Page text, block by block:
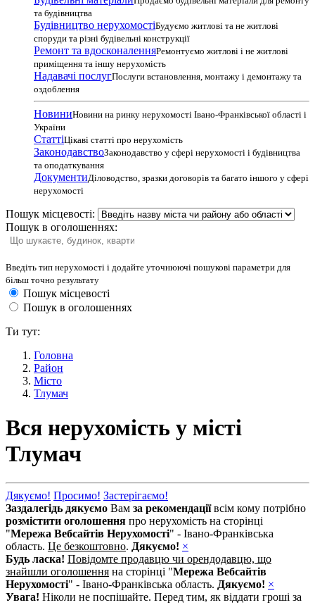
та будівництва
Будівництво нерухомостіБудуємо житлові та не житлові
споруди та різні будівельні конструкції
Ремонт та вдосконаленняРемонтуємо житлові і не житлові
приміщення та іншу нерухомість
Надавачі послугПослуги встановлення, монтажу і демонтажу та
оздоблення
НовиниНовини на ринку нерухомості Івано-Франківської області і
України
СтаттіЦікаві статті про нерухомість
ЗаконодавствоЗаконодавство у сфері нерухомості і будівництва
та оподаткування
ДокументиДіловодство, зразки договорів та багато іншого у сфері
нерухомості
Пошук місцевості:
Пошук в оголошеннях:
Введіть тип нерухомості і додайте уточнюючі пошукові параметри для
більш точно результату
Пошук місцевості
Пошук в оголошеннях
Ти тут:
Головна
Район
Місто
Тлумач
Вся нерухомість у місті
Тлумач
Дякуємо! Просимо! Застерігаємо!
Заздалегідь дякуємо Вам за рекомендаціївсім кому потрібно
розмістити оголошення про нерухомість на сторінці
"Мережа Вебсайтів Нерухомості" - Івано-Франківська
область. Це безкоштовно. Дякуємо! ×
Будь ласка! Повідомте продавцю чи орендодавцю, що
знайшли оголошення на сторінці "Мережа Вебсайтів
Нерухомості" - Івано-Франківська область. Дякуємо! ×
Увага! Ніколи не поспішайте. Перед тим, як віддати гроші за